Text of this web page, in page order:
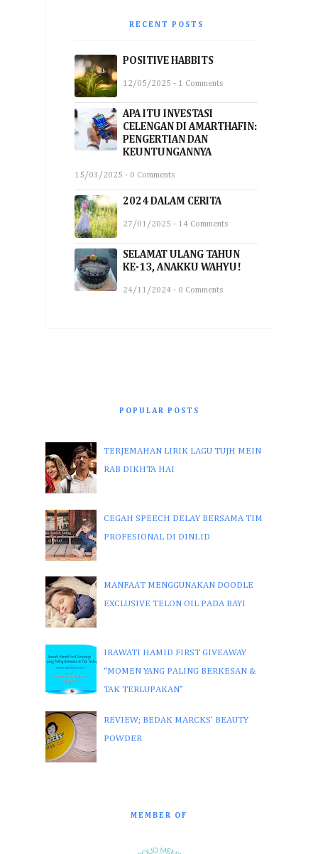
RECENT POSTS
POSITIVE HABBITS
12/05/2025 - 1 Comments
APA ITU INVESTASI
CELENGAN DI AMARTHAFIN:
PENGERTIAN DAN
KEUNTUNGANNYA
15/03/2025 - 0 Comments
2024 DALAM CERITA
27/01/2025 - 14 Comments
SELAMAT ULANG TAHUN
KE-13, ANAKKU WAHYU!
24/11/2024 - 0 Comments
POPULAR POSTS
TERJEMAHAN LIRIK LAGU TUJH MEIN
RAB DIKHTA HAI
CEGAH SPEECH DELAY BERSAMA TIM
PROFESIONAL DI DINI.ID
MANFAAT MENGGUNAKAN DOODLE
EXCLUSIVE TELON OIL PADA BAYI
IRAWATI HAMID FIRST GIVEAWAY
“MOMEN YANG PALING BERKESAN &
TAK TERLUPAKAN”
REVIEW; BEDAK MARCKS' BEAUTY
POWDER
MEMBER OF